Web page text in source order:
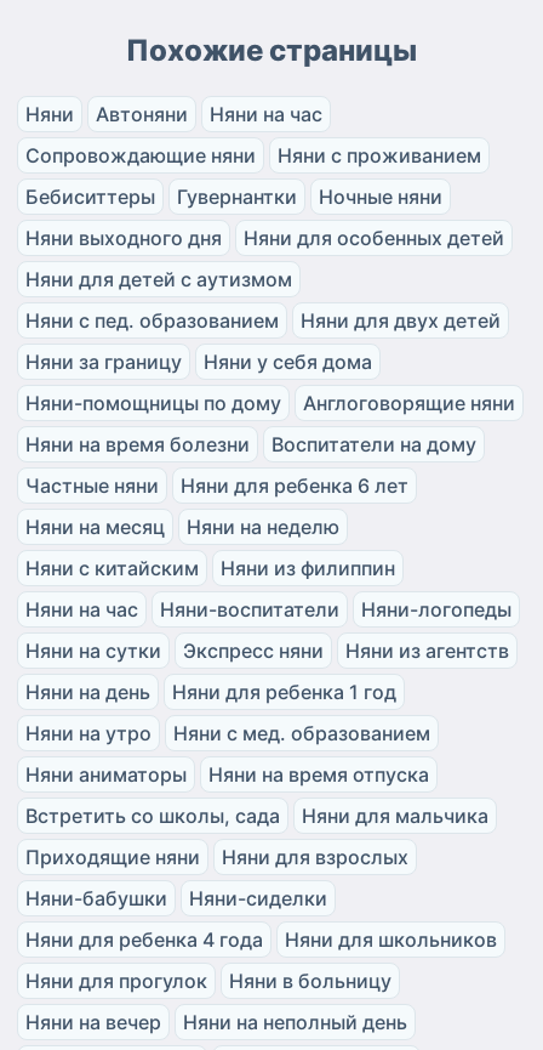
Похожие страницы
Няни Автоняни
Няни на час
Сопровождающие няни
Няни с проживанием
Бебиситтеры
Гувернантки
Ночные няни
Няни выходного дня
Няни для особенных детей
Няни для детей с аутизмом
Няни с пед. образованием
Няни для двух детей
Няни за границу
Няни у себя дома
Няни-помощницы по дому
Англоговорящие няни
Няни на время болезни
Воспитатели на дому
Частные няни
Няни для ребенка 6 лет
Няни на месяц
Няни на неделю
Няни с китайским
Няни из филиппин
Няни на час
Няни-воспитатели
Няни-логопеды
Няни на сутки
Экспресс няни
Няни из агентств
Няни на день
Няни для ребенка 1 год
Няни на утро
Няни с мед. образованием
Няни аниматоры
Няни на время отпуска
Встретить со школы, сада
Няни для мальчика
Приходящие няни
Няни для взрослых
Няни-бабушки
Няни-сиделки
Няни для ребенка 4 года
Няни для школьников
Няни для прогулок
Няни в больницу
Няни на вечер
Няни на неполный день